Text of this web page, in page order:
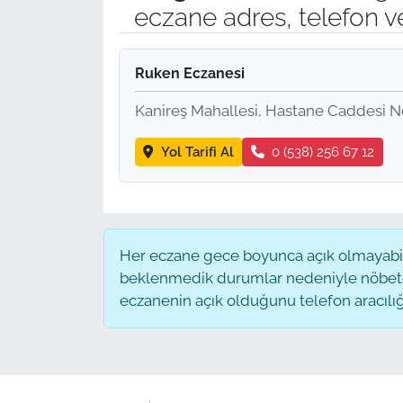
eczane adres, telefon
Ruken Eczanesi
Kanireş Mahallesi, Hastane Caddesi
Yol Tarifi Al 0 (538) 256 67 12
Her eczane gece boyunca açık
beklenmedik durumlar nedeniyle
eczanenin açık olduğunu telefon